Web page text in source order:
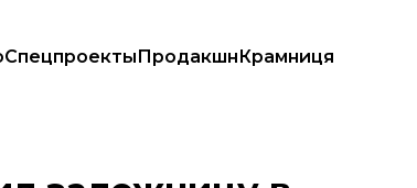
СпецпроектыПродакшнКрамниця
спецоперацию